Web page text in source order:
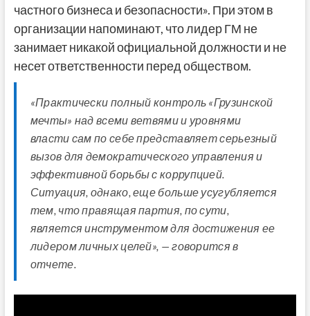
частного бизнеса и безопасности». При этом в
организации напоминают, что лидер ГМ не
занимает никакой официальной должности и не
несет ответственности перед обществом.
«Практически полный контроль «Грузинской
мечты» над всеми ветвями и уровнями
власти сам по себе представляет серьезный
вызов для демократического управления и
эффективной борьбы с коррупцией.
Ситуация, однако, еще больше усугубляется
тем, что правящая партия, по сути,
является инструментом для достижения ее
лидером личных целей», — говорится в
отчете.